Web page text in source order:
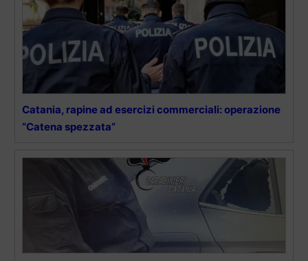
Catania, rapine ad esercizi commerciali: operazione
“Catena spezzata”